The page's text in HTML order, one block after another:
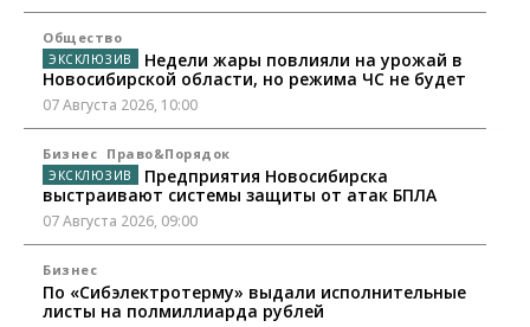
Общество
Недели жары повлияли на урожай в
Новосибирской области, но режима ЧС не будет
07 Августа 2026, 10:00
Бизнес Право&Порядок
Предприятия Новосибирска
выстраивают системы защиты от атак БПЛА
07 Августа 2026, 09:00
Бизнес
По «Сибэлектротерму» выдали исполнительные
листы на полмиллиарда рублей